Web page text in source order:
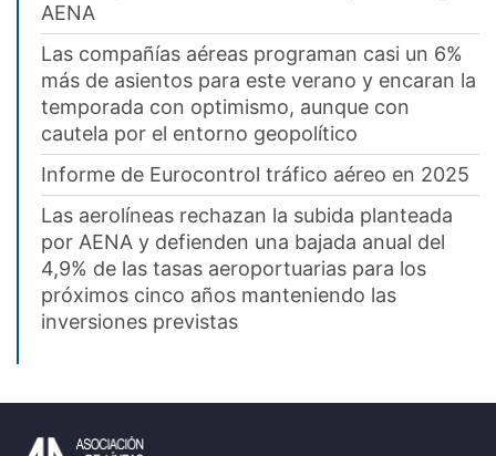
AENA
Las compañías aéreas programan casi un 6%
más de asientos para este verano y encaran la
temporada con optimismo, aunque con
cautela por el entorno geopolítico
Informe de Eurocontrol tráfico aéreo en 2025
Las aerolíneas rechazan la subida planteada
por AENA y defienden una bajada anual del
4,9% de las tasas aeroportuarias para los
próximos cinco años manteniendo las
inversiones previstas